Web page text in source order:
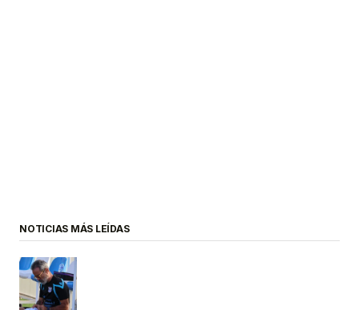
NOTICIAS MÁS LEÍDAS